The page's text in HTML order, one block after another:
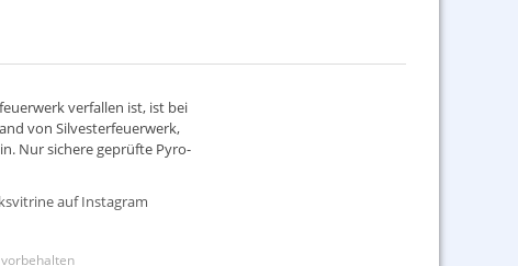
verfallen ist, ist bei
von Silvesterfeuerwerk,
Nur sichere geprüfte Pyro-
auf Instagram
vorbehalten